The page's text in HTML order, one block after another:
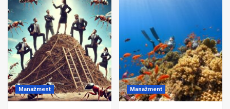
Manažment Manažment